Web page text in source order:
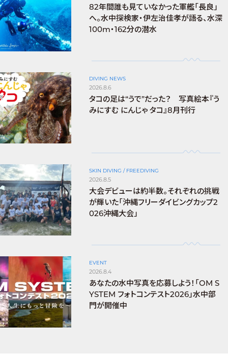
82年間誰も見ていなかった軍艦「長良」
へ。水中探検家・伊左治佳孝が語る、水深
100m・162分の潜水
DIVING NEWS
2026.8.6
タコの足は“うで”だった？ 写真絵本『う
みにすむ にんじゃ タコ』8月刊行
SKIN DIVING / FREEDIVING
2026.8.5
大会デビューは約半数。それぞれの挑戦
が輝いた「沖縄フリーダイビングカップ2
026沖縄大会」
EVENT
2026.8.4
あなたの水中写真を応募しよう！「OM S
YSTEM フォトコンテスト2026」水中部
門が開催中